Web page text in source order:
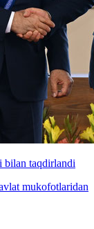
bilan taqdirlandi
mukofotlaridan